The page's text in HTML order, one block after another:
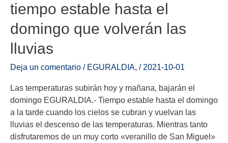
tiempo estable hasta el
domingo que volverán las
lluvias
Deja un comentario / EGURALDIA, / 2021-10-01
Las temperaturas subirán hoy y mañana, bajarán el
domingo EGURALDIA.- Tiempo estable hasta el domingo
a la tarde cuando los cielos se cubran y vuelvan las
lluvias el descenso de las temperaturas. Mientras tanto
disfrutaremos de un muy corto «veranillo de San Miguel»